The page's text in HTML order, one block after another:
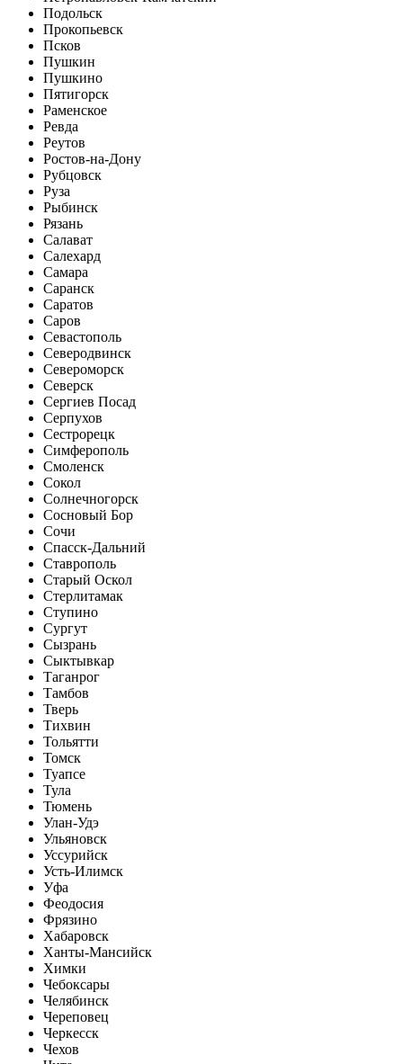
Подольск
Прокопьевск
Псков
Пушкин
Пушкино
Пятигорск
Раменское
Ревда
Реутов
Ростов-на-Дону
Рубцовск
Руза
Рыбинск
Рязань
Салават
Салехард
Самара
Саранск
Саратов
Саров
Севастополь
Северодвинск
Североморск
Северск
Сергиев Посад
Серпухов
Сестрорецк
Симферополь
Смоленск
Сокол
Солнечногорск
Сосновый Бор
Сочи
Спасск-Дальний
Ставрополь
Старый Оскол
Стерлитамак
Ступино
Сургут
Сызрань
Сыктывкар
Таганрог
Тамбов
Тверь
Тихвин
Тольятти
Томск
Туапсе
Тула
Тюмень
Улан-Удэ
Ульяновск
Уссурийск
Усть-Илимск
Уфа
Феодосия
Фрязино
Хабаровск
Ханты-Мансийск
Химки
Чебоксары
Челябинск
Череповец
Черкесск
Чехов